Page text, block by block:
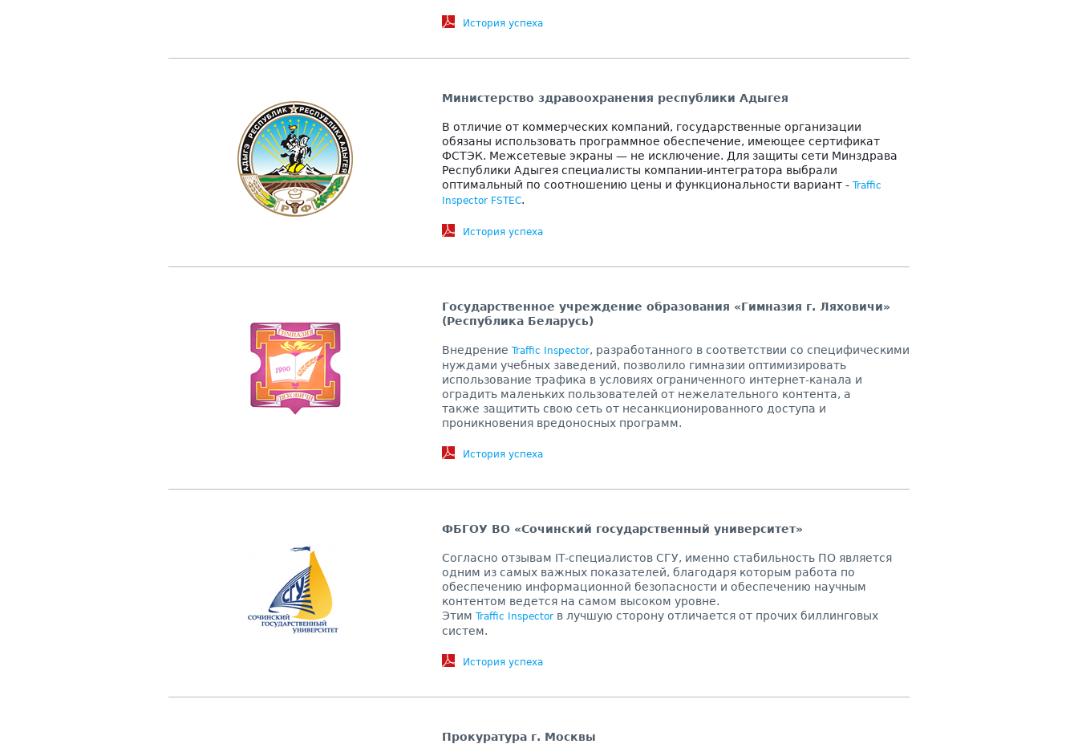
История успеха
Министерство здравоохранения республики Адыгея
В отличие от коммерческих компаний, государственные организации
обязаны использовать программное обеспечение, имеющее сертификат
ФСТЭК. Межсетевые экраны — не исключение. Для защиты сети Минздрава
Республики Адыгея специалисты компании-интегратора выбрали
оптимальный по соотношению цены и функциональности вариант - Traffic
Inspector FSTEC.
История успеха
Государственное учреждение образования «Гимназия г. Ляховичи»
(Республика Беларусь)
Внедрение Traffic Inspector, разработанного в соответствии со специфическими
нуждами учебных заведений, позволило гимназии оптимизировать
использование трафика в условиях ограниченного интернет-канала и
оградить маленьких пользователей от нежелательного контента, а
также защитить свою сеть от несанкционированного доступа и
проникновения вредоносных программ.
История успеха
ФБГОУ ВО «Сочинский государственный университет»
Согласно отзывам IT-специалистов СГУ, именно стабильность ПО является
одним из самых важных показателей, благодаря которым работа по
обеспечению информационной безопасности и обеспечению научным
контентом ведется на самом высоком уровне.
Этим Traffic Inspector в лучшую сторону отличается от прочих биллинговых
систем.
История успеха
Прокуратура г. Москвы